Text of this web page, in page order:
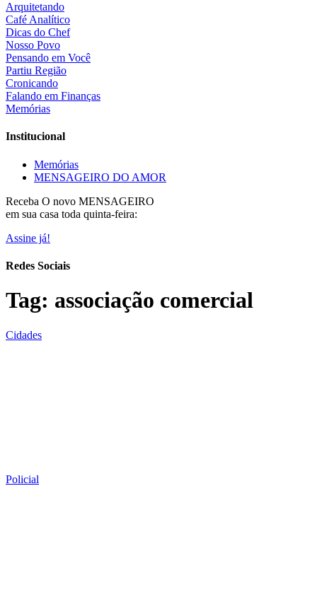
Arquitetando
Café Analítico
Dicas do Chef
Nosso Povo
Pensando em Você
Partiu Região
Cronicando
Falando em Finanças
Memórias
Institucional
Memórias
MENSAGEIRO DO AMOR
Receba O novo MENSAGEIRO
em sua casa toda quinta-feira:
Assine já!
Redes Sociais
Tag: associação comercial
Cidades
Policial